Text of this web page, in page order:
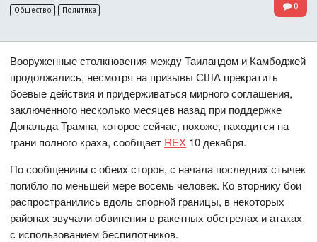
Общество Политика 0
Вооруженные столкновения между Таиландом и Камбоджей
продолжались, несмотря на призывы США прекратить
боевые действия и придерживаться мирного соглашения,
заключенного несколько месяцев назад при поддержке
Дональда Трампа, которое сейчас, похоже, находится на
грани полного краха, сообщает REX 10 декабря.
По сообщениям с обеих сторон, с начала последних стычек
погибло по меньшей мере восемь человек. Ко вторнику бои
распространились вдоль спорной границы, в некоторых
районах звучали обвинения в ракетных обстрелах и атаках
с использованием беспилотников.